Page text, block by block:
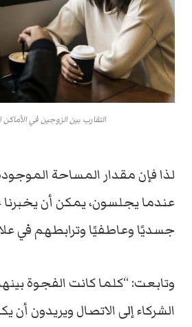
التقارب بين الزوجين في
لذا فإن مقدار المساحة
عندما يجلسون، يمكن أن
جسديًا وعاطفيًا وترابطهم في
وتابعت: “كلما كانت الفجوة
الشركاء إلى الاتصال ويريدون أن